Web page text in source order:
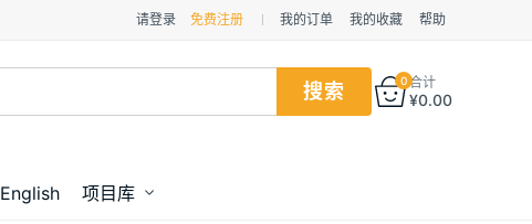
请登录 免费注册 我的订单 我的收藏 帮助
0合计
¥0.00
English 项目库